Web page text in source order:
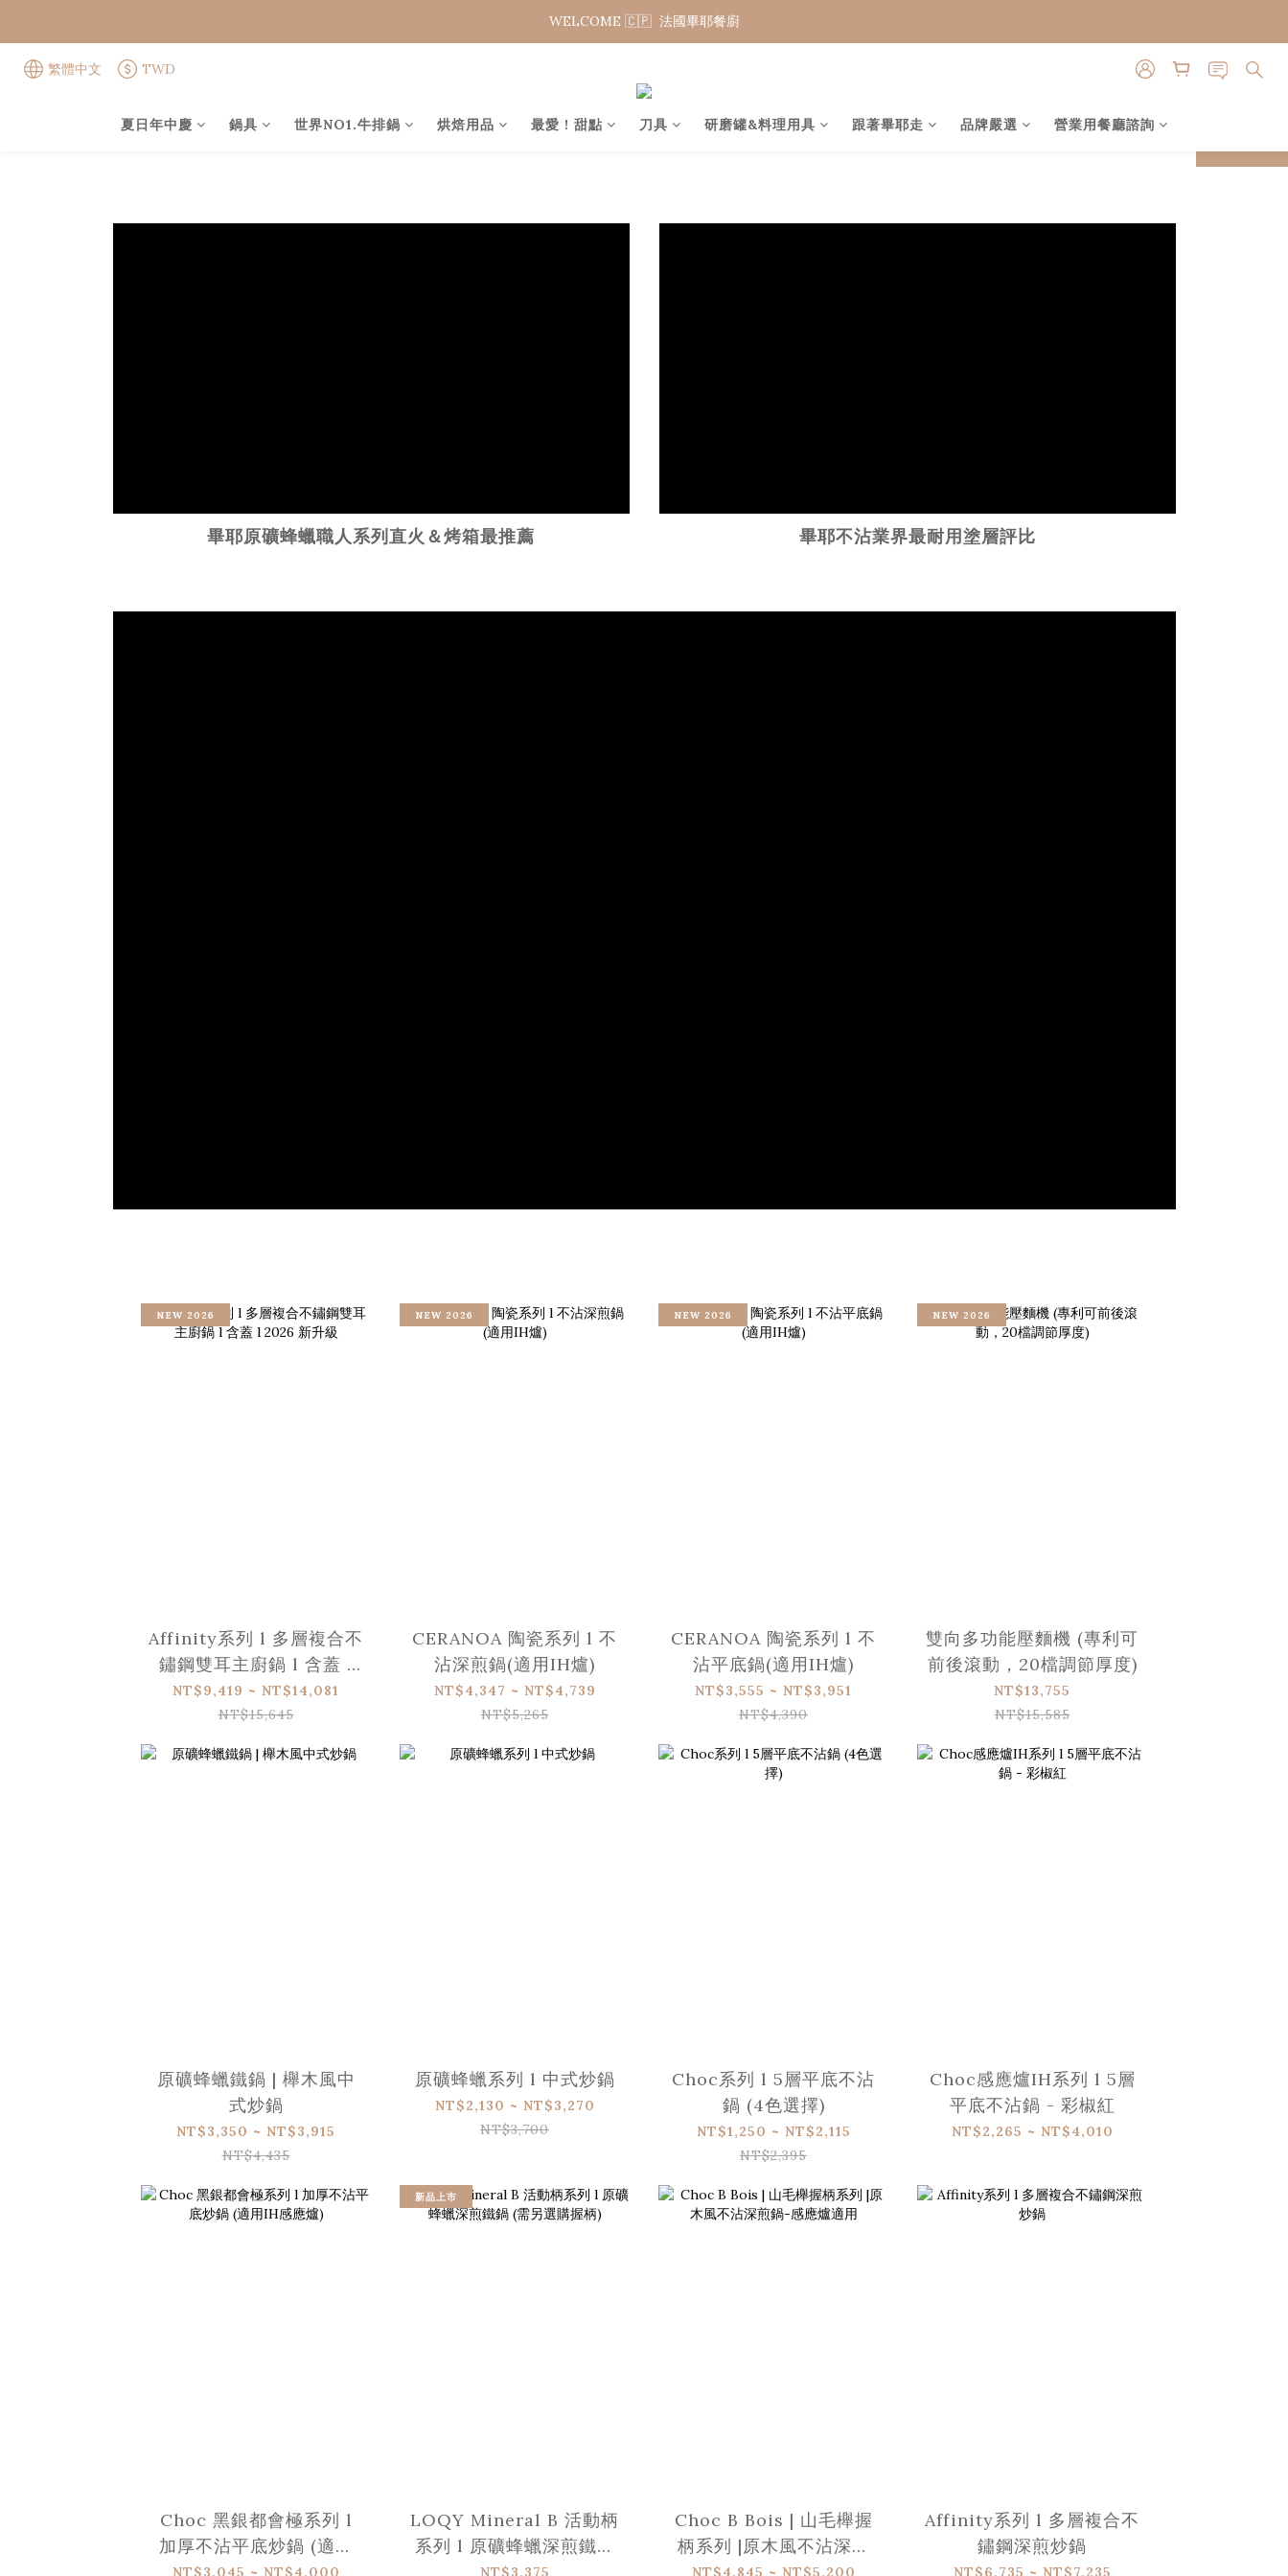
WELCOME 🇨🇵  法國畢耶餐廚
WELCOME 🇨🇵  法國畢耶餐廚
繁體中文 TWD
夏日年中慶 鍋具 世界NO1.牛排鍋 烘焙用品 最愛 ! 甜點 刀具 研磨罐&料理用具 跟著畢耶走 品牌嚴選 營業用餐廳諮詢
prev
prev
畢耶原礦蜂蠟職人系列直火＆烤箱最推薦 畢耶不沾業界最耐用塗層評比
NEW 2026
Affinity系列 l 多層複合不
鏽鋼雙耳主廚鍋 l 含蓋 l
2026 新升級
NT$9,419 ~ NT$14,081
NT$15,645
NEW 2026
CERANOA 陶瓷系列 l 不
沾深煎鍋(適用IH爐)
NT$4,347 ~ NT$4,739
NT$5,265
NEW 2026
CERANOA 陶瓷系列 l 不
沾平底鍋(適用IH爐)
NT$3,555 ~ NT$3,951
NT$4,390
NEW 2026
雙向多功能壓麵機 (專利可
前後滾動，20檔調節厚度)
NT$13,755
NT$15,585
原礦蜂蠟鐵鍋 | 櫸木風中
式炒鍋
NT$3,350 ~ NT$3,915
NT$4,435
原礦蜂蠟系列 l 中式炒鍋
NT$2,130 ~ NT$3,270
NT$3,700
Choc系列 l 5層平底不沾
鍋 (4色選擇)
NT$1,250 ~ NT$2,115
NT$2,395
Choc感應爐IH系列 l 5層
平底不沾鍋 - 彩椒紅
NT$2,265 ~ NT$4,010
Choc 黑銀都會極系列 l
加厚不沾平底炒鍋 (適用
IH感應爐)
NT$3,045 ~ NT$4,000
新品上市
LOQY Mineral B 活動柄
系列 l 原礦蜂蠟深煎鐵鍋
(需另選購握柄)
NT$3,375
Choc B Bois | 山毛櫸握
柄系列 |原木風不沾深煎
鍋-感應爐適用
NT$4,845 ~ NT$5,200
Affinity系列 l 多層複合不
鏽鋼深煎炒鍋
NT$6,735 ~ NT$7,235